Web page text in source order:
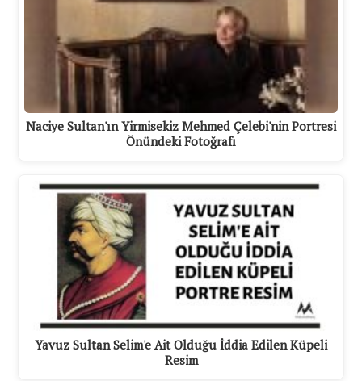
Naciye Sultan'ın Yirmisekiz Mehmed Çelebi'nin Portresi
Önündeki Fotoğrafı
Yavuz Sultan Selim'e Ait Olduğu İddia Edilen Küpeli
Resim